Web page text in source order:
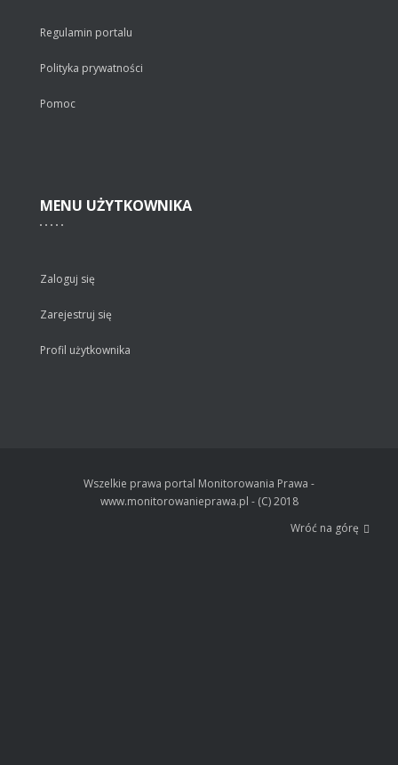
Regulamin portalu
Polityka prywatności
Pomoc
MENU UŻYTKOWNIKA
Zaloguj się
Zarejestruj się
Profil użytkownika
Wszelkie prawa portal Monitorowania Prawa -
www.monitorowanieprawa.pl - (C) 2018
Wróć na górę